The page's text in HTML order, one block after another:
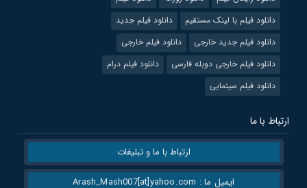
دانلود فیلم با لینک مستقیم
دانلود فیلم جدید
دانلود فیلم جدید خارجی
دانلود فیلم خارجی
دانلود فیلم خارجی دوبله فارسی
دانلود فیلم درام
دانلود فیلم سینمایی
ارتباط با ما
ارتباط با ما و تبلیغات
ایمیل ما : Arash_Mash007[at]yahoo.com